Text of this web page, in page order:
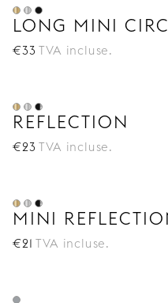
LONG MINI
€33 TVA incluse.
REFLECTION
€23 TVA incluse.
MINI
€21 TVA incluse.